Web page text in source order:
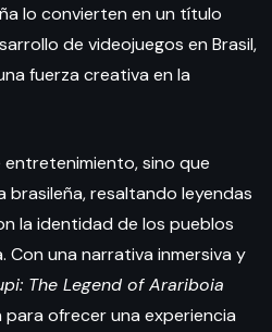
lo convierten en un título
de videojuegos en Brasil,
fuerza creativa en la
sino que
brasileña, resaltando leyendas
la identidad de los pueblos
Con una narrativa inmersiva y
The Legend of Arariboia
ofrecer una experiencia